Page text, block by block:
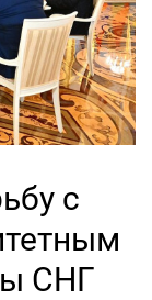
с
СНГ